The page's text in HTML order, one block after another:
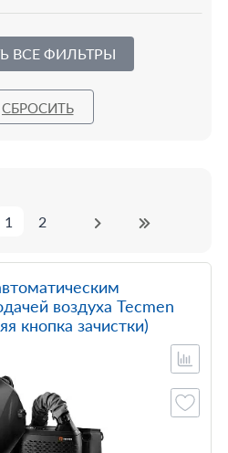
ВСЕ ФИЛЬТРЫ
1
2
воздуха Tecmen
кнопка зачистки)